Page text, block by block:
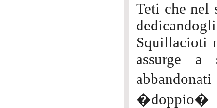
Teti che nel
Squillacioti
assurge a
�doppio�